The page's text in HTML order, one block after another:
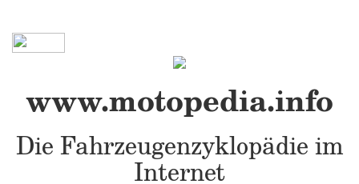
www.motopedia.info
Die Fahrzeugenzyklopädie im
Internet